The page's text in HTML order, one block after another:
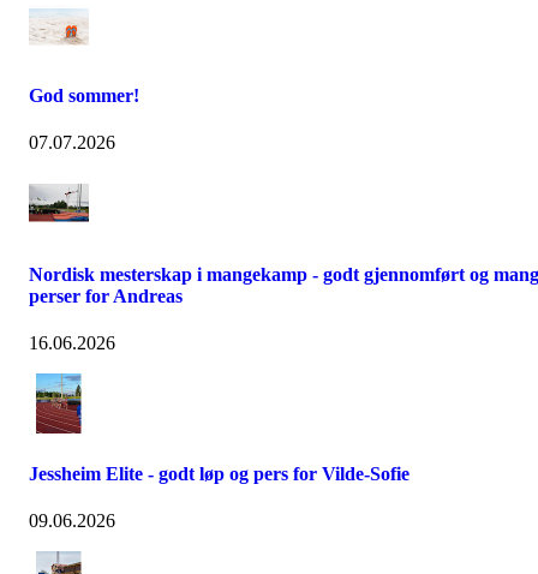
God sommer!
07.07.2026
Nordisk mesterskap i mangekamp - godt gjennomført og
perser for Andreas
16.06.2026
Jessheim Elite - godt løp og pers for Vilde-Sofie
09.06.2026